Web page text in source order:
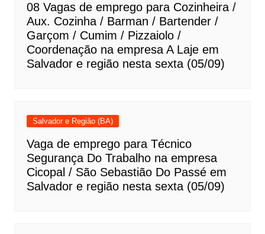
08 Vagas de emprego para Cozinheira /
Aux. Cozinha / Barman / Bartender /
Garçom / Cumim / Pizzaiolo /
Coordenação na empresa A Laje em
Salvador e região nesta sexta (05/09)
Salvador e Região (BA)
Vaga de emprego para Técnico
Segurança Do Trabalho na empresa
Cicopal / São Sebastião Do Passé em
Salvador e região nesta sexta (05/09)